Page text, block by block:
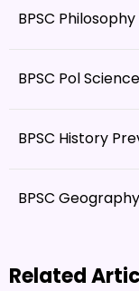
BPSC
BPSC Pol
BPSC History
BPSC
Related